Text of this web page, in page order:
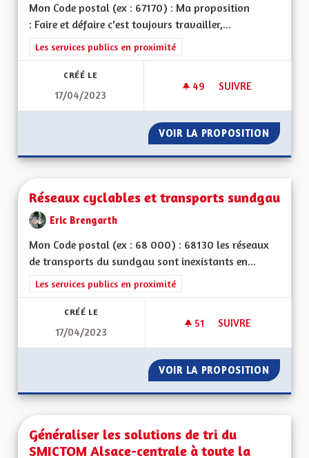
Mon Code postal (ex : 67170) : Ma proposition
: Faire et défaire c'est toujours travailler,...
Filtrer les résultats de la catégorie : Les services publics en
Les services publics en proximité
CRÉÉ LE
17/04/2023
49 49 ABONNÉS
SUIVRE
VOIR LA PROPOSITION JE
Réseaux cyclables et transports sundgau
Eric Brengarth
Mon Code postal (ex : 68 000) : 68130 les réseaux
de transports du sundgau sont inexistants en...
Filtrer les résultats de la catégorie : Les services publics en
Les services publics en proximité
CRÉÉ LE
17/04/2023
51 51 ABONNÉS
SUIVRE
VOIR LA PROPOSITION
Généraliser les solutions de tri du
SMICTOM Alsace-centrale à toute la